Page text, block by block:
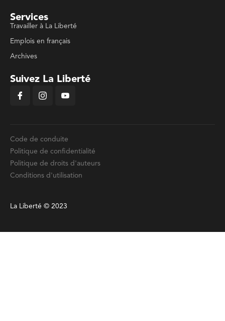
Services
Travailler à La Liberté
Emplois en français
Archives
Suivez La Liberté
Code de conduite
Politique de confidentialité
Politique de droits d'auteurs
Conditions d'utilisation
La Liberté © 2023